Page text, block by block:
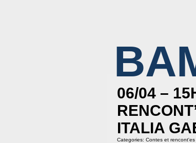
06/04 –
ITALIA
Categories: Contes et rencont'es